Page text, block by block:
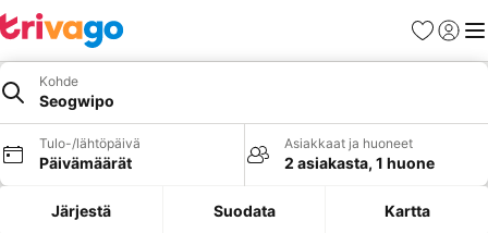
Suosikit
Kohde
Seogwipo
Tulo-/lähtöpäivä
Päivämäärät
Asiakkaat ja huoneet
2 asiakasta, 1 huone
Järjestä Suodata Kartta